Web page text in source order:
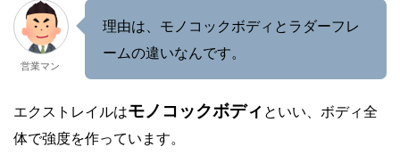
営業マン
理由は、モノコックボディとラダーフレ
ームの違いなんです。
エクストレイルはモノコックボディ といい、ボディ全
体で強度を作っています。